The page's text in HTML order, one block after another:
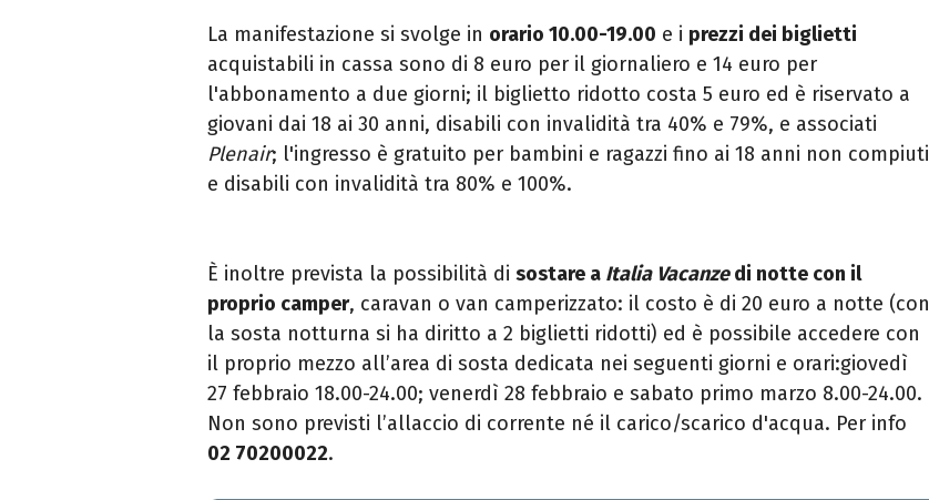
La manifestazione si svolge in orario 10.00-19.00 e i prezzi dei biglietti
acquistabili in cassa sono di 8 euro per il giornaliero e 14 euro per
l'abbonamento a due giorni; il biglietto ridotto costa 5 euro ed è riservato a
giovani dai 18 ai 30 anni, disabili con invalidità tra 40% e 79%, e associati
Plenair; l'ingresso è gratuito per bambini e ragazzi fino ai 18 anni non compiuti
e disabili con invalidità tra 80% e 100%.
È inoltre prevista la possibilità di sostare a Italia Vacanzedi notte con il
proprio camper, caravan o van camperizzato: il costo è di 20 euro a notte (con
la sosta notturna si ha diritto a 2 biglietti ridotti) ed è possibile accedere con
il proprio mezzo all’area di sosta dedicata nei seguenti giorni e orari:giovedì
27 febbraio 18.00-24.00; venerdì 28 febbraio e sabato primo marzo 8.00-24.00.
Non sono previsti l’allaccio di corrente né il carico/scarico d'acqua. Per info
02 70200022.